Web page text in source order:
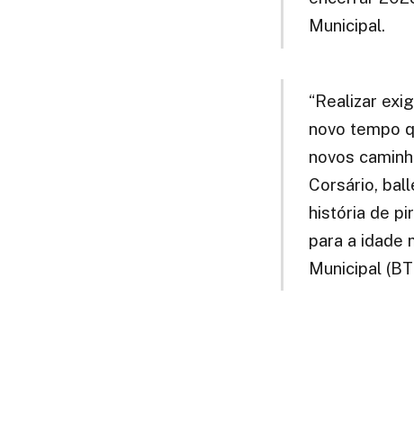
Municipal.
“Realizar
novo tempo
novos
Corsário,
história de
para a idade
Municipal